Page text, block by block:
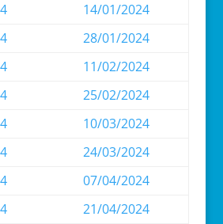
14/01/2024
28/01/2024
11/02/2024
25/02/2024
10/03/2024
24/03/2024
07/04/2024
21/04/2024